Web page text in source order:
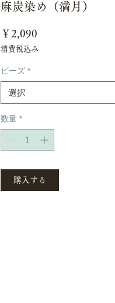
麻炭染め（満月）
￥2,090
消費税込み
ビーズ *
選択
数量 *
購入する